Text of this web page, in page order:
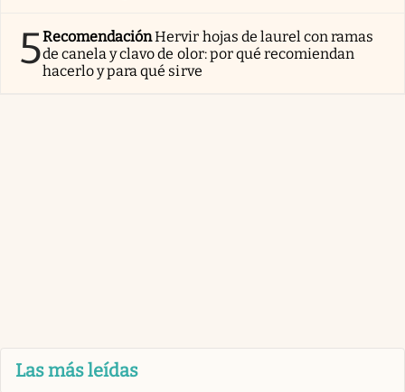
5RecomendaciónHervir hojas de laurel con ramas
de canela y clavo de olor: por qué recomiendan
hacerlo y para qué sirve
Las más leídas